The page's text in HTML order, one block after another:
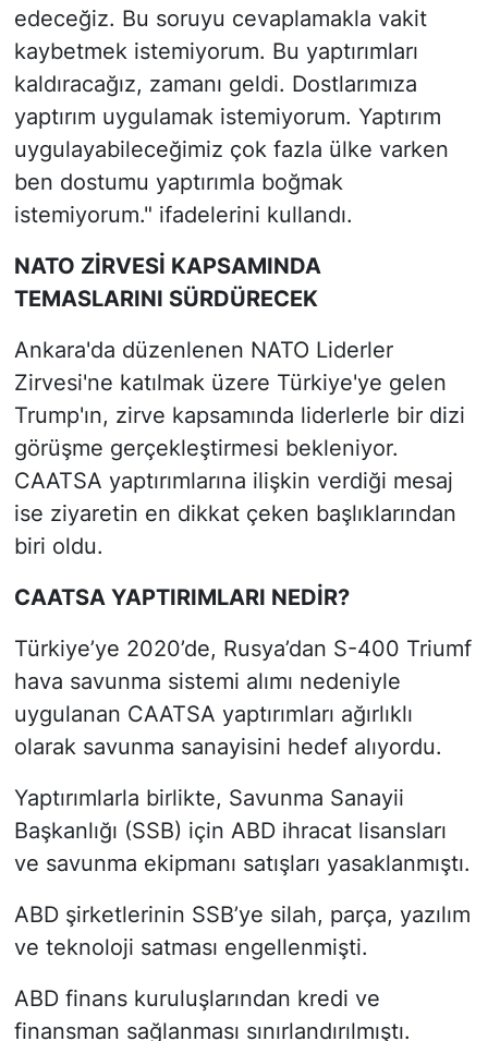
edeceğiz. Bu soruyu cevaplamakla vakit
kaybetmek istemiyorum. Bu yaptırımları
kaldıracağız, zamanı geldi. Dostlarımıza
yaptırım uygulamak istemiyorum. Yaptırım
uygulayabileceğimiz çok fazla ülke varken
ben dostumu yaptırımla boğmak
istemiyorum." ifadelerini kullandı.
NATO ZİRVESİ KAPSAMINDA
TEMASLARINI SÜRDÜRECEK
Ankara'da düzenlenen NATO Liderler
Zirvesi'ne katılmak üzere Türkiye'ye gelen
Trump'ın, zirve kapsamında liderlerle bir dizi
görüşme gerçekleştirmesi bekleniyor.
CAATSA yaptırımlarına ilişkin verdiği mesaj
ise ziyaretin en dikkat çeken başlıklarından
biri oldu.
CAATSA YAPTIRIMLARI NEDİR?
Türkiye’ye 2020’de, Rusya’dan S-400 Triumf
hava savunma sistemi alımı nedeniyle
uygulanan CAATSA yaptırımları ağırlıklı
olarak savunma sanayisini hedef alıyordu.
Yaptırımlarla birlikte, Savunma Sanayii
Başkanlığı (SSB) için ABD ihracat lisansları
ve savunma ekipmanı satışları yasaklanmıştı.
ABD şirketlerinin SSB’ye silah, parça, yazılım
ve teknoloji satması engellenmişti.
ABD finans kuruluşlarından kredi ve
finansman sağlanması sınırlandırılmıştı.